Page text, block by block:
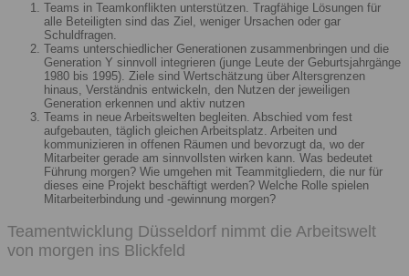
Teams in Teamkonflikten unterstützen. Tragfähige Lösungen für
alle Beteiligten sind das Ziel, weniger Ursachen oder gar
Schuldfragen.
Teams unterschiedlicher Generationen zusammenbringen und die
Generation Y sinnvoll integrieren (junge Leute der Geburtsjahrgänge
1980 bis 1995). Ziele sind Wertschätzung über Altersgrenzen
hinaus, Verständnis entwickeln, den Nutzen der jeweiligen
Generation erkennen und aktiv nutzen
Teams in neue Arbeitswelten begleiten. Abschied vom fest
aufgebauten, täglich gleichen Arbeitsplatz. Arbeiten und
kommunizieren in offenen Räumen und bevorzugt da, wo der
Mitarbeiter gerade am sinnvollsten wirken kann. Was bedeutet
Führung morgen? Wie umgehen mit Teammitgliedern, die nur für
dieses eine Projekt beschäftigt werden? Welche Rolle spielen
Mitarbeiterbindung und -gewinnung morgen?
Teamentwicklung Düsseldorf nimmt die Arbeitswelt
von morgen ins Blickfeld